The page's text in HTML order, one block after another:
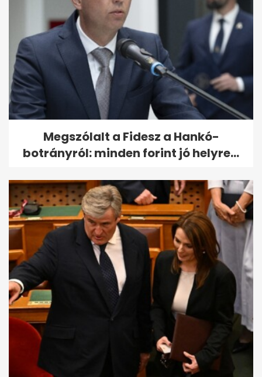
Megszólalt a Fidesz a Hankó-
botrányról: minden forint jó helyre...